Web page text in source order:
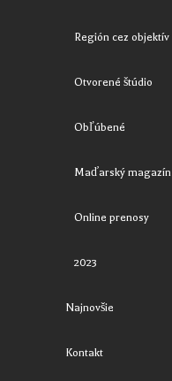
Región cez objektív
Otvorené štúdio
Obľúbené
Maďarský magazín
Online prenosy
2023
Najnovšie
Kontakt